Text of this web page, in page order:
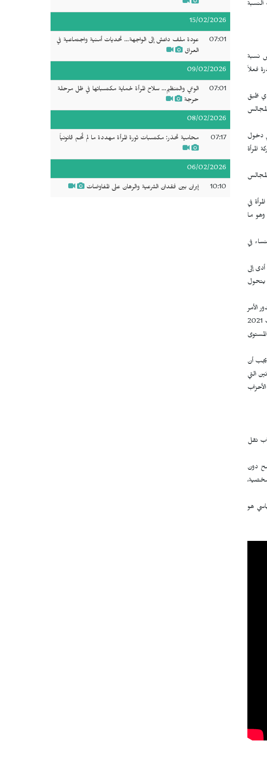
بعد أن كانت النسبة
نسبة
فعلاً
طُبق
داخل المجالس
دخول
المرأة في
في المجلس الشعبي الوطني حيث بلغ عددهن 145 من إجمالي 462 نائباً وهو ما
في
إلى
ألا يتحول
الحصص إلى مبدأ المناصفة في ظل التعديل الدستوري لسنة 2020 بصدور الأمر
رقم 21 ـ 01 مع إدراج أحكام انتقالية تسمح بتخفيض نسبة تمثيل النساء في حال تعذر تحقيقها في الانتخابات البرلمانية التي جرت 2021
يجب أن
التي
تقل
دون
هو
15/02/2026
07:01
عودة ملف داعش إلى الواجهة… تحديات أمنية واجتماعية في
العراق
09/02/2026
07:01
الوعي والتنظيم… سلاح المرأة لحماية مكتسباتها في ظل مرحلة
حرجة
08/02/2026
07:17 محامية تحذر: مكتسبات ثورة المرأة مهددة ما لم تُحم قانونياً
06/02/2026
10:10 إيران بين فقدان الشرعية والرهان على المفاوضات